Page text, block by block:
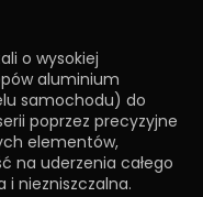
o wysokiej
aluminium
samochodu) do
poprzez precyzyjne
elementów,
na uderzenia całego
i niezniszczalna.